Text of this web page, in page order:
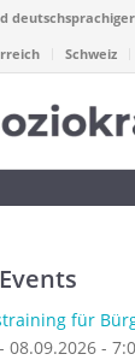
Schweiz
für
- 08.09.2026 -